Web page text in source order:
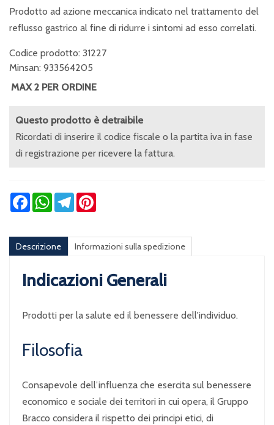
Prodotto ad azione meccanica indicato nel trattamento del
reflusso gastrico al fine di ridurre i sintomi ad esso correlati.
Codice prodotto: 31227
Minsan: 933564205
MAX 2 PER ORDINE
Questo prodotto è detraibile
Ricordati di inserire il codice fiscale o la partita iva in fase
di registrazione per ricevere la fattura.
FacebookWhatsApp
Telegram
Descrizione Informazioni sulla spedizione
Indicazioni Generali
Prodotti per la salute ed il benessere dell'individuo.
Filosofia
Consapevole dell’influenza che esercita sul benessere
economico e sociale dei territori in cui opera, il Gruppo
Bracco considera il rispetto dei principi etici, di